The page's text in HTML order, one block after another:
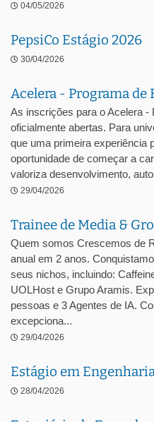
04/05/2026
PepsiCo Estágio 2026
30/04/2026
Acelera - Programa de
As inscrições para o Acelera -
oficialmente abertas. Para
que uma primeira experiência
oportunidade de começar a
valoriza desenvolvimento,
29/04/2026
Trainee de Media &
Quem somos Crescemos de
anual em 2 anos.
seus nichos, incluindo:
UOLHost e Grupo Aramis.
pessoas e 3 Agentes de IA.
excepciona...
29/04/2026
Estágio em
28/04/2026